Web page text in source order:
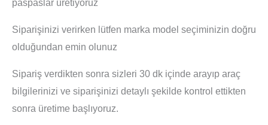
paspaslar üretiyoruz
Siparişinizi verirken lütfen marka model seçiminizin doğru
olduğundan emin olunuz
Sipariş verdikten sonra sizleri 30 dk içinde arayıp araç
bilgilerinizi ve siparişinizi detaylı şekilde kontrol ettikten
sonra üretime başlıyoruz.